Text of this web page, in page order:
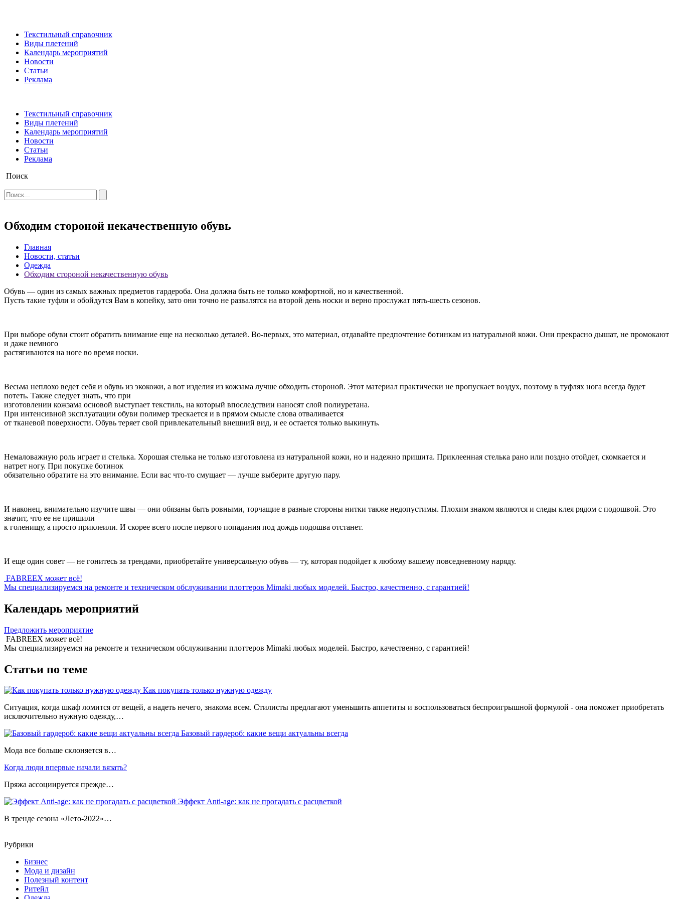
Текстильный справочник
Виды плетений
Календарь мероприятий
Новости
Статьи
Реклама
Текстильный справочник
Виды плетений
Календарь мероприятий
Новости
Статьи
Реклама
Поиск
Обходим стороной некачественную обувь
Главная
Новости, статьи
Одежда
Обходим стороной некачественную обувь
Обувь — один из самых важных предметов гардероба. Она должна быть не только комфортной, но и качественной.
Пусть такие туфли и обойдутся Вам в копейку, зато они точно не развалятся на второй день носки и верно прослужат пять-шесть сезонов.
При выборе обуви стоит обратить внимание еще на несколько деталей. Во-первых, это материал, отдавайте предпочтение ботинкам из натуральной кожи. Они прекрасно дышат, не промокают
и даже немного
растягиваются на ноге во время носки.
Весьма неплохо ведет себя и обувь из экокожи, а вот изделия из кожзама лучше обходить стороной. Этот материал практически не пропускает воздух, поэтому в туфлях нога всегда будет
потеть. Также следует знать, что при
изготовлении кожзама основой выступает текстиль, на который впоследствии наносят слой полиуретана.
При интенсивной эксплуатации обуви полимер трескается и в прямом смысле слова отваливается
от тканевой поверхности. Обувь теряет свой привлекательный внешний вид, и ее остается только выкинуть.
Немаловажную роль играет и стелька. Хорошая стелька не только изготовлена из натуральной кожи, но и надежно пришита. Приклеенная стелька рано или поздно отойдет, скомкается и
натрет ногу. При покупке ботинок
обязательно обратите на это внимание. Если вас что-то смущает — лучше выберите другую пару.
И наконец, внимательно изучите швы — они обязаны быть ровными, торчащие в разные стороны нитки также недопустимы. Плохим знаком являются и следы клея рядом с подошвой. Это
значит, что ее не пришили
к голенищу, а просто приклеили. И скорее всего после первого попадания под дождь подошва отстанет.
И еще один совет — не гонитесь за трендами, приобретайте универсальную обувь — ту, которая подойдет к любому вашему повседневному наряду.
FABREEX может всё!
Мы специализируемся на ремонте и техническом обслуживании плоттеров Mimaki любых моделей. Быстро, качественно, с гарантией!
Календарь мероприятий
Предложить мероприятие
FABREEX может всё!
Мы специализируемся на ремонте и техническом обслуживании плоттеров Mimaki любых моделей. Быстро, качественно, с гарантией!
Статьи по теме
Как покупать только нужную одежду
Ситуация, когда шкаф ломится от вещей, а надеть нечего, знакома всем. Стилисты предлагают уменьшить аппетиты и воспользоваться беспроигрышной формулой - она поможет приобретать
исключительно нужную одежду,…
Базовый гардероб: какие вещи актуальны всегда
Мода все больше склоняется в…
Когда люди впервые начали вязать?
Пряжа ассоциируется прежде…
Эффект Anti-age: как не прогадать с расцветкой
В тренде сезона «Лето-2022»…
Рубрики
Бизнес
Мода и дизайн
Полезный контент
Ритейл